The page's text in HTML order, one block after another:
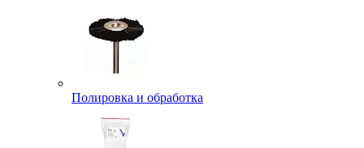
Полировка и обработка